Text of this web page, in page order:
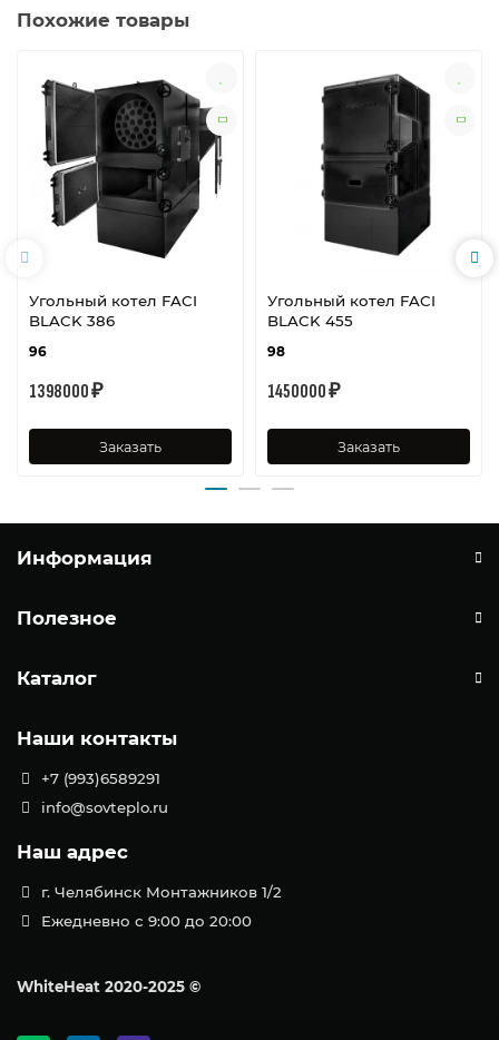
Похожие товары
Угольный котел FACI
BLACK 386
96
1398000 ₽
Заказать
Угольный котел FACI
BLACK 455
98
1450000 ₽
Заказать
Информация
Полезное
Каталог
Наши контакты
+7 (993)6589291
info@sovteplo.ru
Наш адрес
г. Челябинск Монтажников 1/2
Ежедневно с 9:00 до 20:00
WhiteHeat 2020-2025 ©